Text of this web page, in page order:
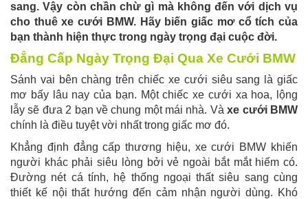
sang. Vậy còn chần chừ gì mà không đến với dịch vụ
cho thuê xe cưới BMW. Hãy biến giấc mơ cổ tích của
bạn thành hiện thực trong ngày trọng đại cuộc đời.
Đẳng Cấp Ngày Trọng Đại Qua Xe Cưới BMW
Sánh vai bên chàng trên chiếc xe cưới siêu sang là giấc
mơ bấy lâu nay của bạn. Một chiếc xe cưới xa hoa, lộng
lẫy sẽ đưa 2 bạn về chung một mái nhà. Vàxe cưới BMW
chính là điều tuyệt vời nhất trong giấc mơ đó.
Khẳng định đẳng cấp thương hiệu, xe cưới BMW khiến
người khác phải siêu lòng bởi vẻ ngoài bắt mắt hiếm có.
Đường nét cá tính, hệ thống ngoại thất siêu sang cùng
thiết kế nội thất hướng đến cảm nhận người dùng. Khó